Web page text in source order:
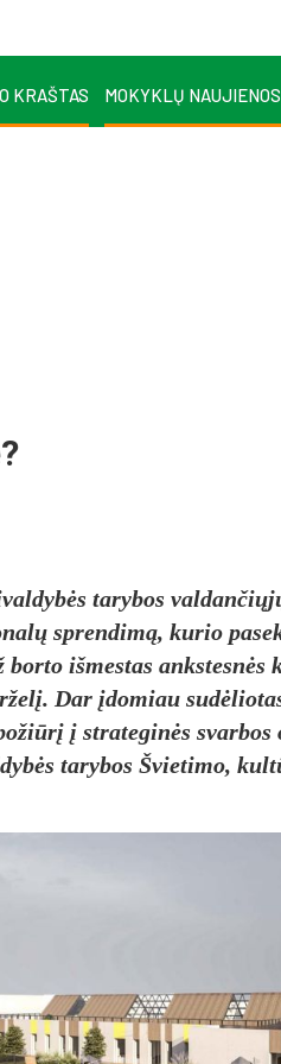
KRAŠTAS MOKYKLŲ NAUJIENOS
tarybos
sprendimą, kurio
išmestas
Dar įdomiau
į strateginės svarbos
tarybos Švietimo,